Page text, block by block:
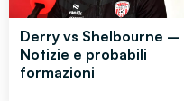
Derry vs Shelbourne –
Notizie e probabili
formazioni